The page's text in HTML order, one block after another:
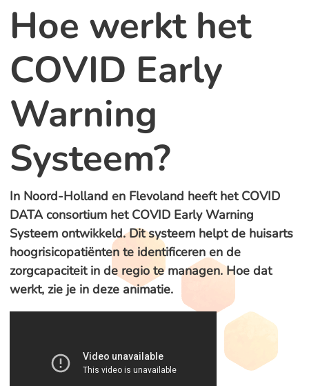
Hoe werkt het
COVID Early
Warning
Systeem?
In Noord-Holland en Flevoland heeft het COVID
DATA consortium het COVID Early Warning
Systeem ontwikkeld. Dit systeem helpt de huisarts
hoogrisicopatiënten te identificeren en de
zorgcapaciteit in de regio te managen. Hoe dat
werkt, zie je in deze animatie.